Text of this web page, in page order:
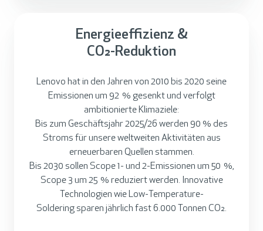
Energieeffizienz &
CO₂-Reduktion
Lenovo hat in den Jahren von 2010 bis 2020 seine
Emissionen um 92 % gesenkt und verfolgt
ambitionierte Klimaziele:
Bis zum Geschäftsjahr 2025/26 werden 90 % des
Stroms für unsere weltweiten Aktivitäten aus
erneuerbaren Quellen stammen.
Bis 2030 sollen Scope 1- und 2-Emissionen um 50 %,
Scope 3 um 25 % reduziert werden. Innovative
Technologien wie Low-Temperature-
Soldering sparen jährlich fast 6.000 Tonnen CO₂.